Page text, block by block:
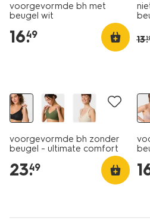
voorgevormde bh met
beugel wit
16.
49 13.
voorgevormde bh zonder
beugel - ultimate comfort
23.
49